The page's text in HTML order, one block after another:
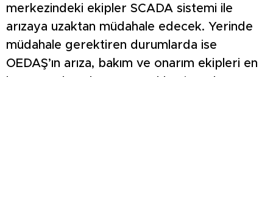
merkezindeki ekipler SCADA sistemi ile
arızaya uzaktan müdahale edecek. Yerinde
müdahale gerektiren durumlarda ise
OEDAŞ’ın arıza, bakım ve onarım ekipleri en